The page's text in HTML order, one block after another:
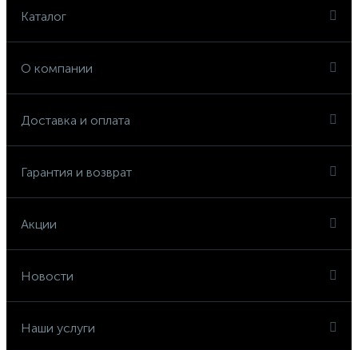
Каталог
О компании
Доставка и оплата
Гарантия и возврат
Акции
Новости
Наши услуги